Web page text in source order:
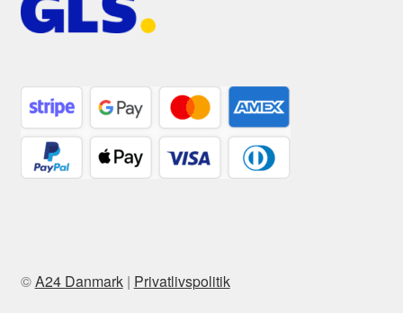
©A24 Danmark| Privatlivspolitik